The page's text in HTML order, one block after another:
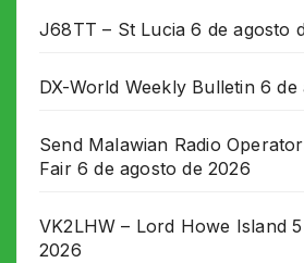
J68TT – St Lucia 6 de agosto
DX-World Weekly Bulletin 6 de
Send Malawian Radio
Fair 6 de agosto de 2026
VK2LHW – Lord Howe Island
2026